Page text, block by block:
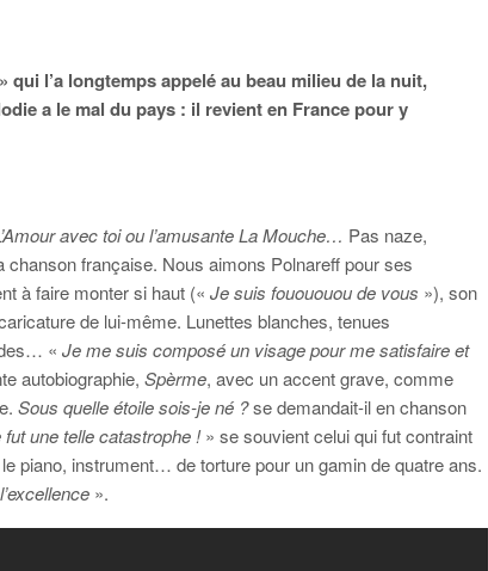
qui l’a longtemps appelé au beau milieu de la nuit,
a le mal du pays : il revient en France pour y
avec toioul’amusanteLa Mouche… Pas naze,
chanson française. Nous aimons Polnareff pour ses
à faire monter si haut (« Je suis fouououou de vous »), son
de lui-même. Lunettes blanches, tenues
« Je me suis composé un visage pour me satisfaire et
autobiographie, Spèrme, avec un accent grave, comme
Sous quelle étoile sois-je né ?se demandait-il en chanson
une telle catastrophe !» se souvient celui qui fut contraint
piano, instrument… de torture pour un gamin de quatre ans.
».